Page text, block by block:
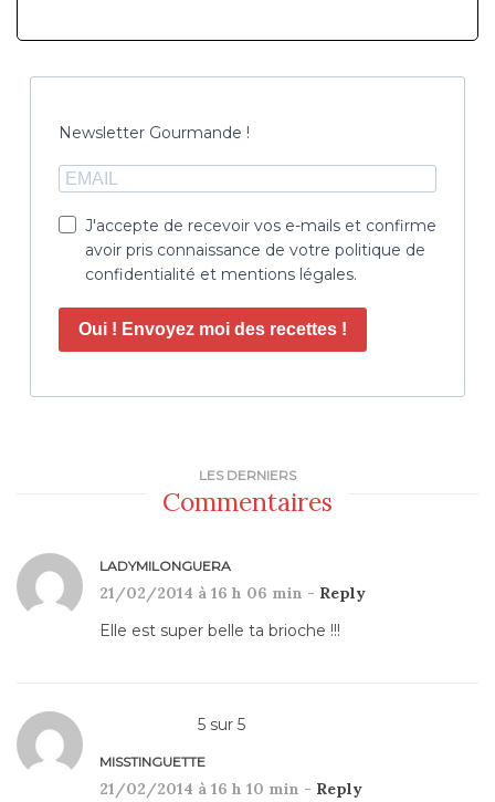
Newsletter Gourmande !
J'accepte de recevoir vos e-mails et confirme
avoir pris connaissance de votre politique de
confidentialité et mentions légales.
Oui ! Envoyez moi des recettes !
LES DERNIERS
Commentaires
LADYMILONGUERA
21/02/2014 à 16 h 06 min - Reply
Elle est super belle ta brioche !!!
5 sur 5
MISSTINGUETTE
21/02/2014 à 16 h 10 min - Reply